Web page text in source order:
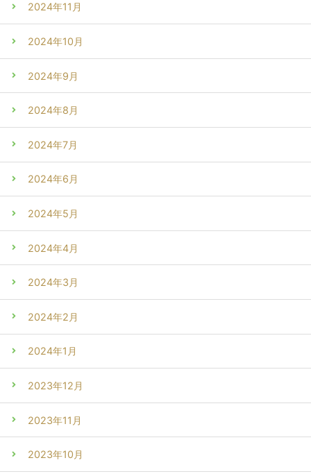
2024年11月
2024年10月
2024年9月
2024年8月
2024年7月
2024年6月
2024年5月
2024年4月
2024年3月
2024年2月
2024年1月
2023年12月
2023年11月
2023年10月